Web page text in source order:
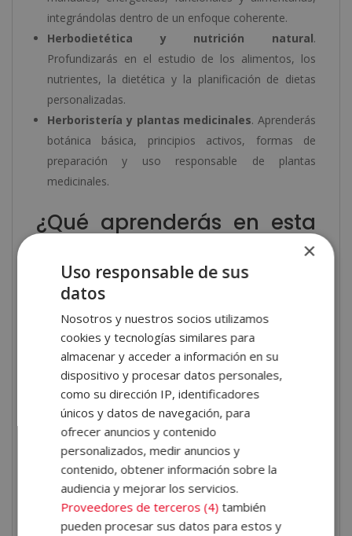
integrándolas dentro de un enfoque coherente.
Herbodietética y nutrición natural.
Profundizarás en el estudio de los alimentos, los
nutrientes, la dietética y la planificación de dietas
personalizadas.
Herboristería y plantas medicinales. Aprenderás
botánica básica, principios activos, formas de
preparación y uso responsable de plantas
medicinales.
¿Qué aprenderás en esta
Certificación Experto en
Naturopatía +
Herbodietética?
Durante la formación adquirirás unacomprensión
integral del cuerpo humanoy su relación con la
alimentación, el entorno y los hábitos de vida.
Aprenderás a identificar desequilibrios, interpretar
señales del organismo y proponer orientaciones
naturales adaptadas a cada persona.
También desarrollarás competencias en
herbodietética, desde la evaluación nutricional hasta
laelaboración de planes alimentarios
×
Uso responsable de sus
datos
Nosotros y nuestros socios utilizamos
cookies y tecnologías similares para
almacenar y acceder a información en su
dispositivo y procesar datos personales,
como su dirección IP, identificadores
únicos y datos de navegación, para
ofrecer anuncios y contenido
personalizados, medir anuncios y
contenido, obtener información sobre la
audiencia y mejorar los servicios.
Proveedores de terceros (4) también
pueden procesar sus datos para estos y